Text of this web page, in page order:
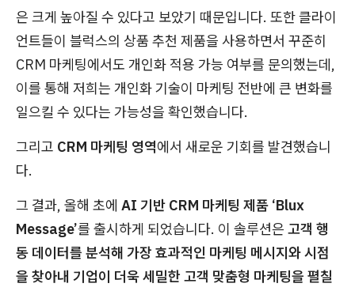
은 크게 높아질 수 있다고 보았기 때문입니다. 또한 클라이
언트들이 블럭스의 상품 추천 제품을 사용하면서 꾸준히
CRM 마케팅에서도 개인화 적용 가능 여부를 문의했는데,
이를 통해 저희는 개인화 기술이 마케팅 전반에 큰 변화를
일으킬 수 있다는 가능성을 확인했습니다.
그리고 CRM 마케팅 영역에서 새로운 기회를 발견했습니
다.
그 결과, 올해 초에 AI 기반 CRM 마케팅 제품 ‘Blux
Message’를 출시하게 되었습니다. 이 솔루션은 고객 행
동 데이터를 분석해 가장 효과적인 마케팅 메시지와 시점
을 찾아내 기업이 더욱 세밀한 고객 맞춤형 마케팅을 펼칠